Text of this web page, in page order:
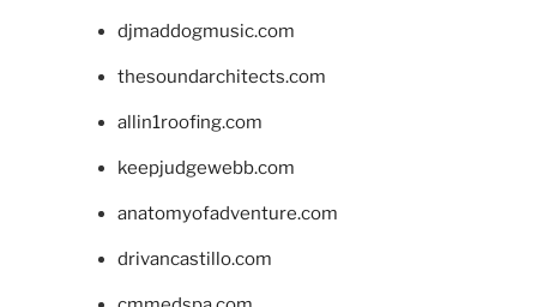
djmaddogmusic.com
thesoundarchitects.com
allin1roofing.com
keepjudgewebb.com
anatomyofadventure.com
drivancastillo.com